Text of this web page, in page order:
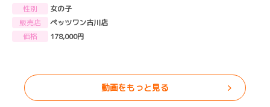
性別
女の子
販売店
ペッツワン古川店
価格
178,000円
動画をもっと見る